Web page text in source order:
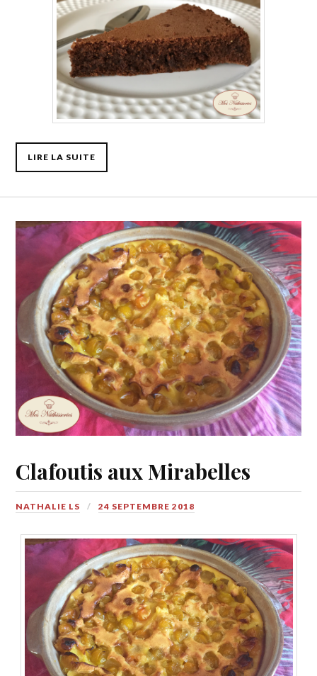
LIRE LA SUITE
Clafoutis aux Mirabelles
NATHALIE LS 24 SEPTEMBRE 2018